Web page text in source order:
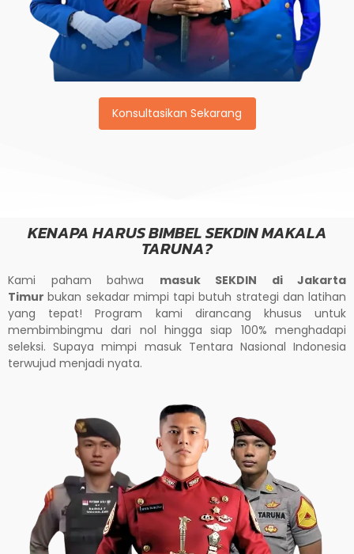
Konsultasikan Sekarang
KENAPA HARUS BIMBEL SEKDIN MAKALA
TARUNA?
Kami paham bahwa masuk SEKDIN di Jakarta
Timurbukan sekadar mimpi tapi butuh strategi dan latihan
yang tepat! Program kami dirancang khusus untuk
membimbingmu dari nol hingga siap 100% menghadapi
seleksi. Supaya mimpi masuk Tentara Nasional Indonesia
terwujud menjadi nyata.